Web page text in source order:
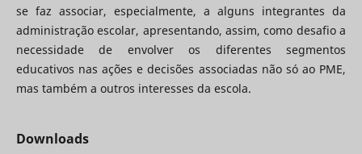
se faz associar, especialmente, a alguns integrantes da
administração escolar, apresentando, assim, como desafio a
necessidade de envolver os diferentes segmentos
educativos nas ações e decisões associadas não só ao PME,
mas também a outros interesses da escola.
Downloads